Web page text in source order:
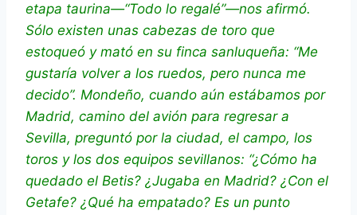
etapa taurina—“Todo lo regalé”—nos afirmó.
Sólo existen unas cabezas de toro que
estoqueó y mató en su finca sanluqueña: “Me
gustaría volver a los ruedos, pero nunca me
decido”. Mondeño, cuando aún estábamos por
Madrid, camino del avión para regresar a
Sevilla, preguntó por la ciudad, el campo, los
toros y los dos equipos sevillanos: “¿Cómo ha
quedado el Betis? ¿Jugaba en Madrid? ¿Con el
Getafe? ¿Qué ha empatado? Es un punto